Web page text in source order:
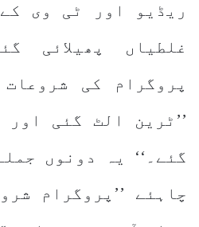
ریڈیو اور ٹی وی
غلطیاں پھیلائی
پروگرام کی شروعات
’’ٹرین الٹ گئی
گئے۔‘‘ یہ دونوں
چاہئے ’’پروگرام